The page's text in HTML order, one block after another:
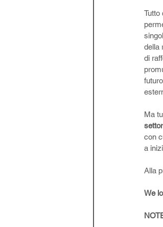
Tutto
della
di
Ma
con
a
Alla
We